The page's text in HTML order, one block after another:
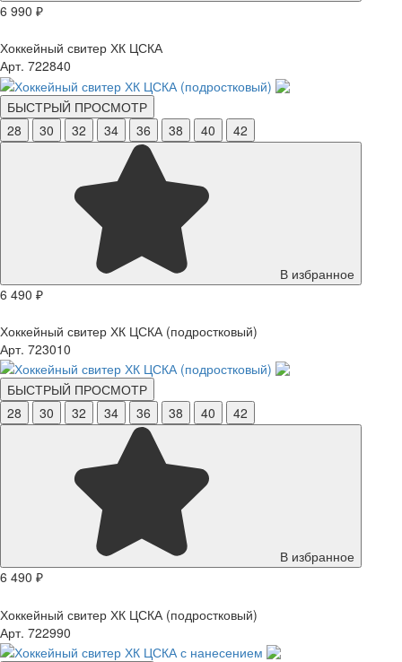
6 990 ₽
Хоккейный свитер ХК ЦСКА
Арт. 722840
БЫСТРЫЙ ПРОСМОТР
28
30 32 34 36 38 40 42
В избранное
6 490 ₽
Хоккейный свитер ХК ЦСКА (подростковый)
Арт. 723010
БЫСТРЫЙ ПРОСМОТР
28
30 32 34 36 38 40 42
В избранное
6 490 ₽
Хоккейный свитер ХК ЦСКА (подростковый)
Арт. 722990